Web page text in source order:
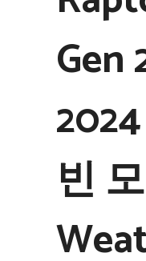
Gen
빈